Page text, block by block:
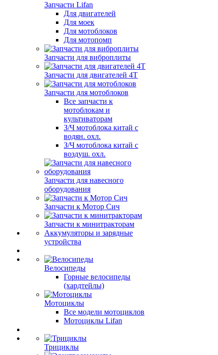
Запчасти Lifan
Для двигателей
Для моек
Для мотоблоков
Для мотопомп
Запчасти для виброплиты
Запчасти для двигателей 4Т
Запчасти для мотоблоков
Все запчасти к
мотоблокам и
культиваторам
З/Ч мотоблока китай с
водян. охл.
З/Ч мотоблока китай с
воздуш. охл.
Запчасти для навесного
оборудования
Запчасти к Мотор Сич
Запчасти к минитракторам
Аккумуляторы и зарядные
устройства
Велосипеды
Горные велосипеды
(хардтейлы)
Мотоциклы
Все модели мотоциклов
Мотоциклы Lifan
Трициклы